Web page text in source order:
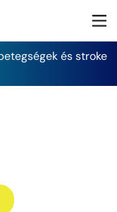
és stroke